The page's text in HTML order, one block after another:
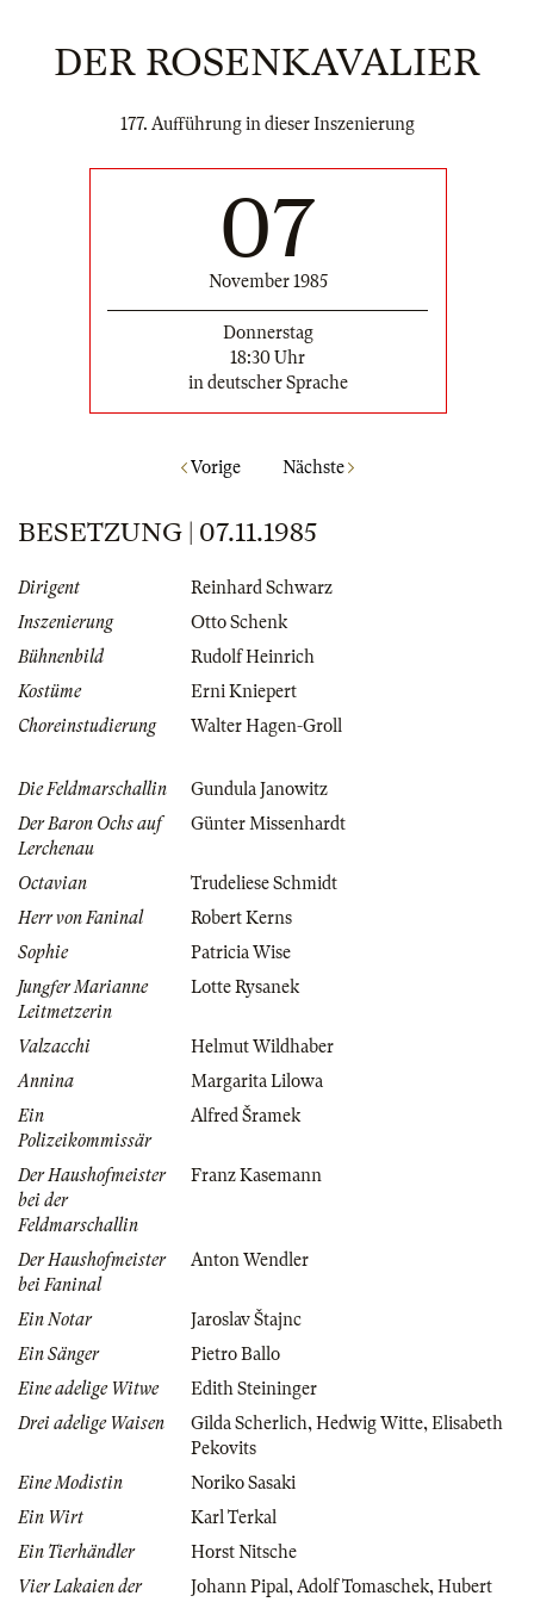
DER ROSENKAVALIER
177. Aufführung in dieser Inszenierung
07
November 1985
Donnerstag
18:30 Uhr
in deutscher Sprache
Vorige Nächste
BESETZUNG | 07.11.1985
Dirigent
Reinhard Schwarz
Inszenierung
Otto Schenk
Bühnenbild
Rudolf Heinrich
Kostüme
Erni Kniepert
Choreinstudierung
Walter Hagen-Groll
Die Feldmarschallin
Gundula Janowitz
Der Baron Ochs auf
Lerchenau
Günter Missenhardt
Octavian
Trudeliese Schmidt
Herr von Faninal
Robert Kerns
Sophie
Patricia Wise
Jungfer Marianne
Leitmetzerin
Lotte Rysanek
Valzacchi
Helmut Wildhaber
Annina
Margarita Lilowa
Ein
Polizeikommissär
Alfred Šramek
Der Haushofmeister
bei der
Feldmarschallin
Franz Kasemann
Der Haushofmeister
bei Faninal
Anton Wendler
Ein Notar
Jaroslav Štajnc
Ein Sänger
Pietro Ballo
Eine adelige Witwe
Edith Steininger
Drei adelige Waisen
Gilda Scherlich,Hedwig Witte,Elisabeth
Pekovits
Eine Modistin
Noriko Sasaki
Ein Wirt
Karl Terkal
Ein Tierhändler
Horst Nitsche
Vier Lakaien der
Johann Pipal,Adolf Tomaschek,Hubert